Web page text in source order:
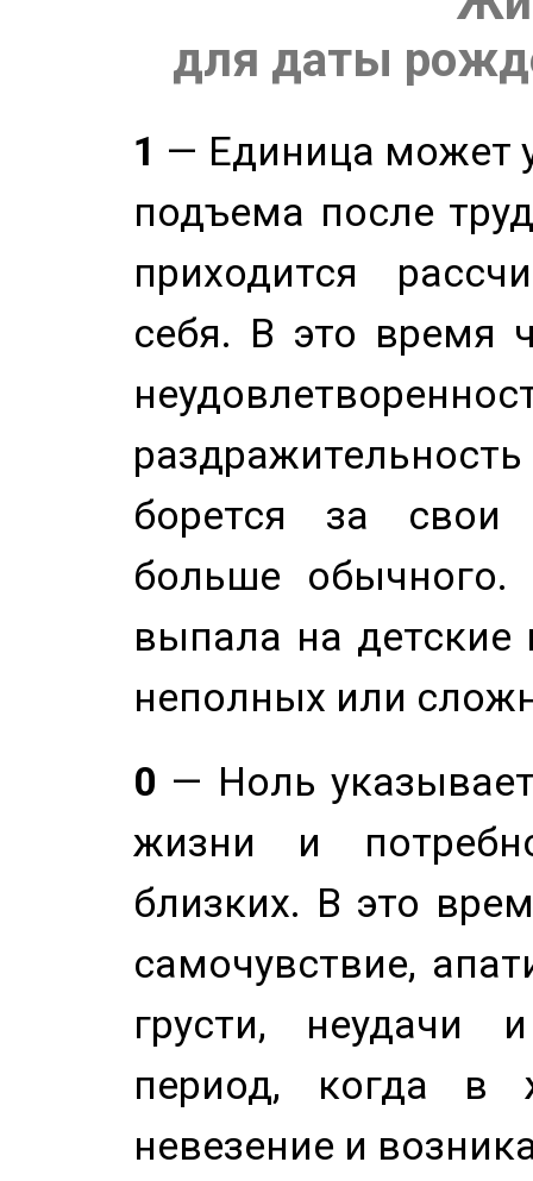
для даты
1 — Единица может
подъема после
приходится
себя. В это время
борется за свои
больше
выпала на детские
неполных или
0 — Ноль
жизни и
близких. В это
самочувствие,
грусти, неудачи
период, когда в
невезение и